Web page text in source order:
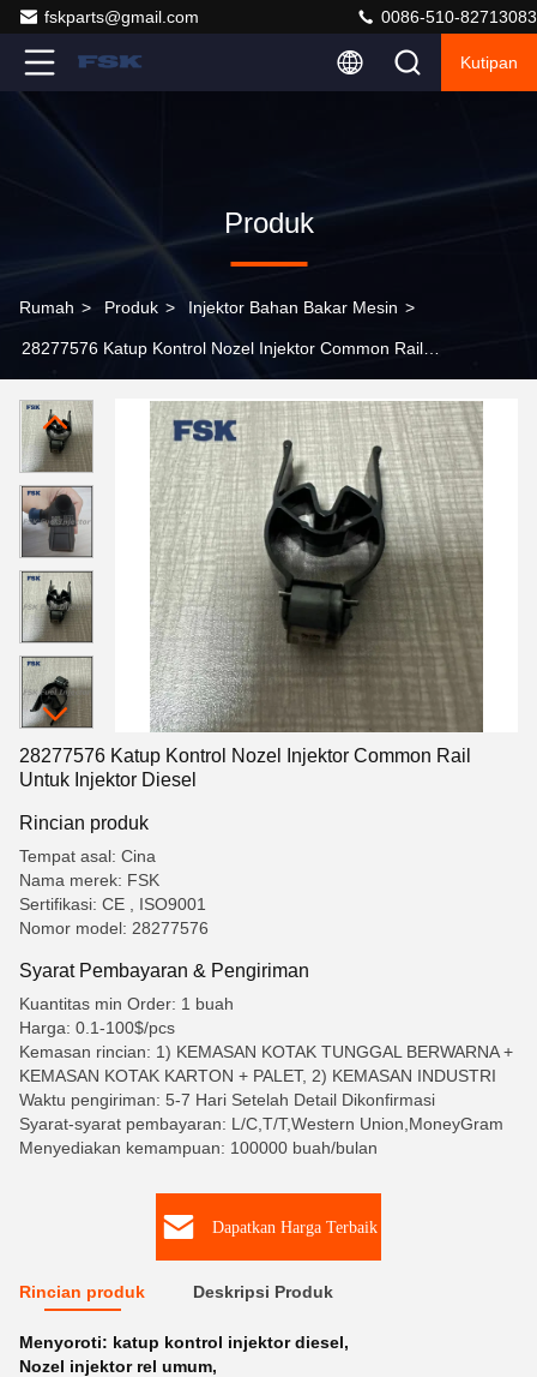
fskparts@gmail.com 0086-510-82713083
Kutipan
Produk
Rumah > Produk > Injektor Bahan Bakar Mesin >
28277576 Katup Kontrol Nozel Injektor Common Rail
28277576 Katup Kontrol Nozel Injektor Common Rail
Untuk Injektor Diesel
Rincian produk
Tempat asal: Cina
Nama merek: FSK
Sertifikasi: CE , ISO9001
Nomor model: 28277576
Syarat Pembayaran & Pengiriman
Kuantitas min Order: 1 buah
Harga: 0.1-100$/pcs
Kemasan rincian: 1) KEMASAN KOTAK TUNGGAL BERWARNA +
KEMASAN KOTAK KARTON + PALET, 2) KEMASAN INDUSTRI
Waktu pengiriman: 5-7 Hari Setelah Detail Dikonfirmasi
Syarat-syarat pembayaran: L/C,T/T,Western Union,MoneyGram
Menyediakan kemampuan: 100000 buah/bulan
Dapatkan Harga Terbaik
Rincian produk Deskripsi Produk
Menyoroti: katup kontrol injektor diesel,
Nozel injektor rel umum,